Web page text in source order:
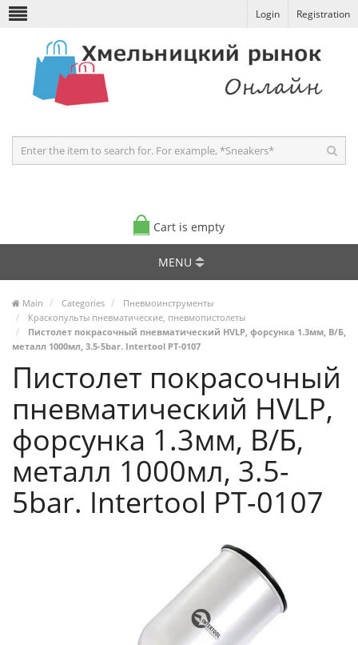
Login Registration
Cart is empty
MENU
Main Categories
Пневмоинструменты
Краскопульты пневматические, пневмопистолеты
Пистолет покрасочный пневматический HVLP, форсунка 1.3мм, В/Б,
металл 1000мл, 3.5-5bar. Intertool PT-0107
Пистолет покрасочный
пневматический HVLP,
форсунка 1.3мм, В/Б,
металл 1000мл, 3.5-
5bar. Intertool PT-0107